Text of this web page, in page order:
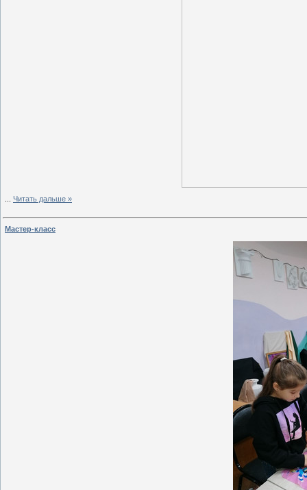
Читать дальше »
Мастер-класс